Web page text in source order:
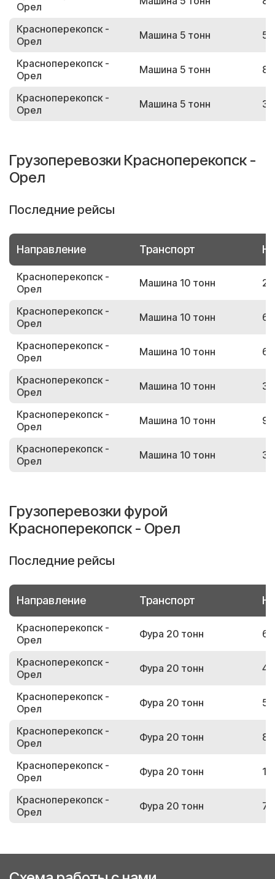
Орел
Красноперекопск -
Орел
Машина 5 тонн
Красноперекопск -
Орел
Машина 5 тонн
Красноперекопск -
Орел
Машина 5 тонн
Грузоперевозки Красноперекопск -
Орел
Последние рейсы
Направление Транспорт
Красноперекопск -
Орел
Машина 10 тонн
Красноперекопск -
Орел
Машина 10 тонн
Красноперекопск -
Орел
Машина 10 тонн
Красноперекопск -
Орел
Машина 10 тонн
Красноперекопск -
Орел
Машина 10 тонн
Красноперекопск -
Орел
Машина 10 тонн
Грузоперевозки фурой
Красноперекопск - Орел
Последние рейсы
Направление Транспорт
Красноперекопск -
Орел
Фура 20 тонн
Красноперекопск -
Орел
Фура 20 тонн
Красноперекопск -
Орел
Фура 20 тонн
Красноперекопск -
Орел
Фура 20 тонн
Красноперекопск -
Орел
Фура 20 тонн
Красноперекопск -
Орел
Фура 20 тонн